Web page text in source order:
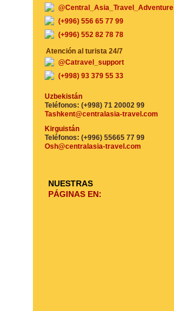
@Central_Asia_Travel_Adventure
(+996) 556 65 77 99
(+996) 552 82 78 78
Atención al turista 24/7
@Catravel_support
(+998) 93 379 55 33
Uzbekistán
Teléfonos: (+998) 71 20002 99
Tashkent@centralasia-travel.com
Kirguistán
Teléfonos: (+996) 55665 77 99
Osh@centralasia-travel.com
NUESTRAS
PÁGINAS EN: